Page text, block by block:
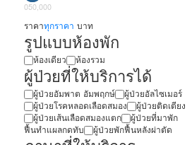
050,000
ราคาทุกราคา บาท
รูปแบบห้องพัก
ห้องเดียว ห้องรวม
ผู้ป่วยที่ให้บริการได้
ผู้ป่วยอัมพาต อัมพฤกษ์
ผู้ป่วยอัลไซเมอร์
ผู้ป่วยโรคหลอดเลือดสมอง
ผู้ป่วยติดเตียง
ผู้ป่วยเส้นเลือดสมองแตก
ผู้ป่วยที่มาพัก
ฟื้นทำแผลกดทับ
ผู้ป่วยพักฟื้นหลังผ่าตัด